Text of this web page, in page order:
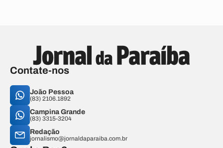
Contate-nos
João Pessoa
(83) 2106.1892
Campina Grande
(83) 3315-3204
Redação
jornalismo@jornaldaparaiba.com.br